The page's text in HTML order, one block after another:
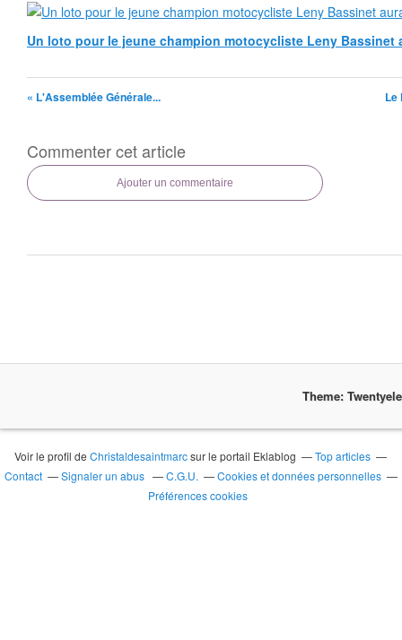
Un loto pour le jeune champion motocycliste Leny Bassinet
« L'Assemblée Générale... Le
Commenter cet article
Ajouter un commentaire
Theme:
Voir le profil deChristaldesaintmarcsur le portail Eklablog
Top articles
Contact
Signaler un abus C.G.U.
Cookies et données personnelles
Préférences cookies